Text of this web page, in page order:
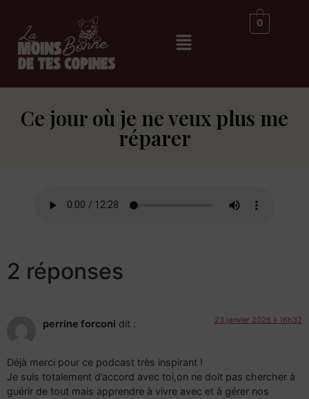
0
Ce jour où je ne veux plus me
réparer
2 réponses
perrine forconi dit : 23 janvier 2026 à 16h32
Déjà merci pour ce podcast très inspirant !
Je suis totalement d’accord avec toi,on ne doit pas chercher à
guérir de tout mais apprendre à vivre avec et à gérer nos